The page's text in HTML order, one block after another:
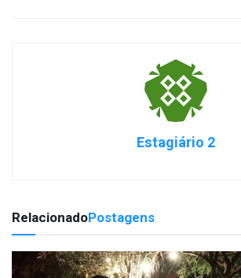
Estagiário 2
RelacionadoPostagens